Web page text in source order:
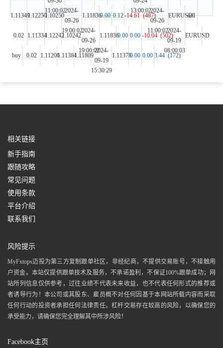
相关链接
新手指南
跟随攻略
常见问题
使用条款
平台介绍
联系我们
风险提示
MyFxtops迈投为第三方复制跟单社区，非经纪商，不提供交易账号，不接触用
户资金。本站仅提供跟单技术及服务，不承诺盈利，不保证100%跟单成功；网
站所列信息仅供参考，过往业绩不代表未来收益，也不代表任何形式的推荐或
者诱导行为！本公司或其股东、雇员概不对任何因基于本网站所载内容而采取
任何行动的投资者承担任何法律责任。杠杆交易存在较高的风险，以确保您的
承受能力，请确保您完全理解其中所涉风险！
Facebook主页